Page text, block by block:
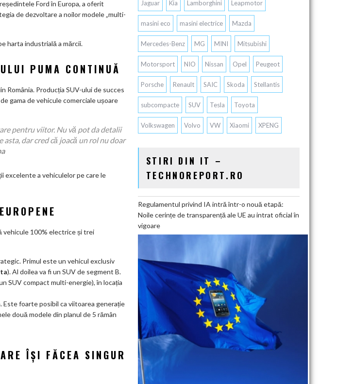
Ford în Europa, a oferit
de dezvoltare a noilor modele „multi-
harta industrială a mărcii.
PUMA CONTINUĂ
România. Producția SUV-ului de succes
gama de vehicule comerciale ușoare
pentru viitor. Nu vă pot da detalii
dar cred că joacă un rol nu doar
excelente a vehiculelor pe care le
vehicule 100% electrice și trei
Primul este un vehicul exclusiv
). Al doilea va fi un SUV de segment B.
SUV compact multi-energie), în locația
Este foarte posibil ca viitoarea generație
două modele din planul de 5 rămân
ÎȘI FĂCEA SINGUR
Jaguar Kia Lamborghini Leapmotor
masini eco masini electrice Mazda
Mercedes-Benz MG MINI Mitsubishi
Motorsport NIO Nissan Opel Peugeot
Porsche Renault SAIC Skoda Stellantis
subcompacte SUV Tesla Toyota
Volkswagen Volvo VW Xiaomi XPENG
STIRI DIN IT –
TECHNOREPORT.RO
Regulamentul privind IA intră într-o nouă etapă:
Noile cerințe de transparență ale UE au intrat oficial în
vigoare